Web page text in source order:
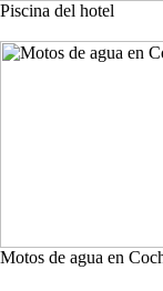
Piscina del hotel
Motos de agua en